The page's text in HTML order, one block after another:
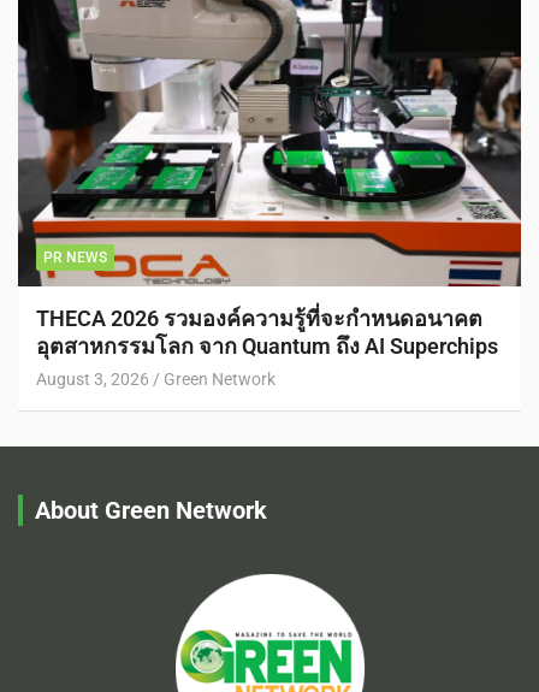
PR NEWS
THECA 2026 รวมองค์ความรู้ที่จะกำหนดอนาคต
อุตสาหกรรมโลก จาก Quantum ถึง AI Superchips
August 3, 2026 Green Network
About Green Network